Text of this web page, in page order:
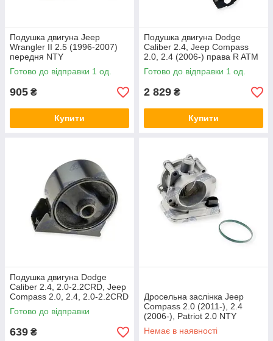
Подушка двигуна Jeep
Wrangler II 2.5 (1996-2007)
передня NTY
Готово до відправки 1 од.
905 ₴
Купити
Подушка двигуна Dodge
Caliber 2.4, Jeep Compass
2.0, 2.4 (2006-) права R ATM
NTY
Готово до відправки 1 од.
2 829 ₴
Купити
Подушка двигуна Dodge
Caliber 2.4, 2.0-2.2CRD, Jeep
Compass 2.0, 2.4, 2.0-2.2CRD
(2006-) передня MTM NTY
Готово до відправки
639 ₴
Дросельна заслінка Jeep
Compass 2.0 (2011-), 2.4
(2006-), Patriot 2.0 NTY
Немає в наявності